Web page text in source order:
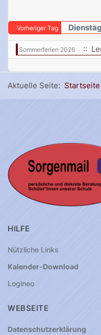
Vorheriger Tag
Sommerferien 2026 ::
Aktuelle Seite: Startseite
HILFE
Nützliche Links
Kalender-Download
Logineo
WEBSEITE
Datenschutzerklärung